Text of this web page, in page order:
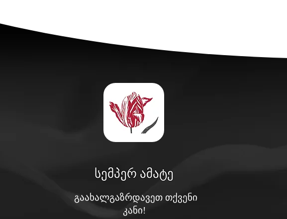
სემპერ ამატე
გაახალგაზრდავეთ თქვენი
კანი!